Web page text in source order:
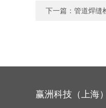
下一篇： 管道焊缝
赢洲科技（上海